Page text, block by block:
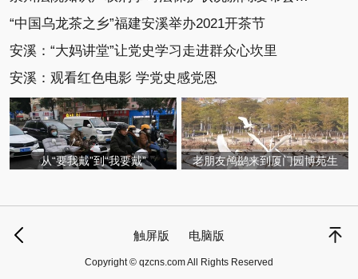
“中国乌龙茶之乡”福建安溪举办2021开茶节
安溪：“大妈讲堂”让党史学习走进群众心坎里
安溪：观看红色电影 学党史感党恩
从“要我戴”到“我要戴” 老朋友鸬鹚来到厦门园博苑生
触屏版 电脑版
Copyright © qzcns.com All Rights Reserved